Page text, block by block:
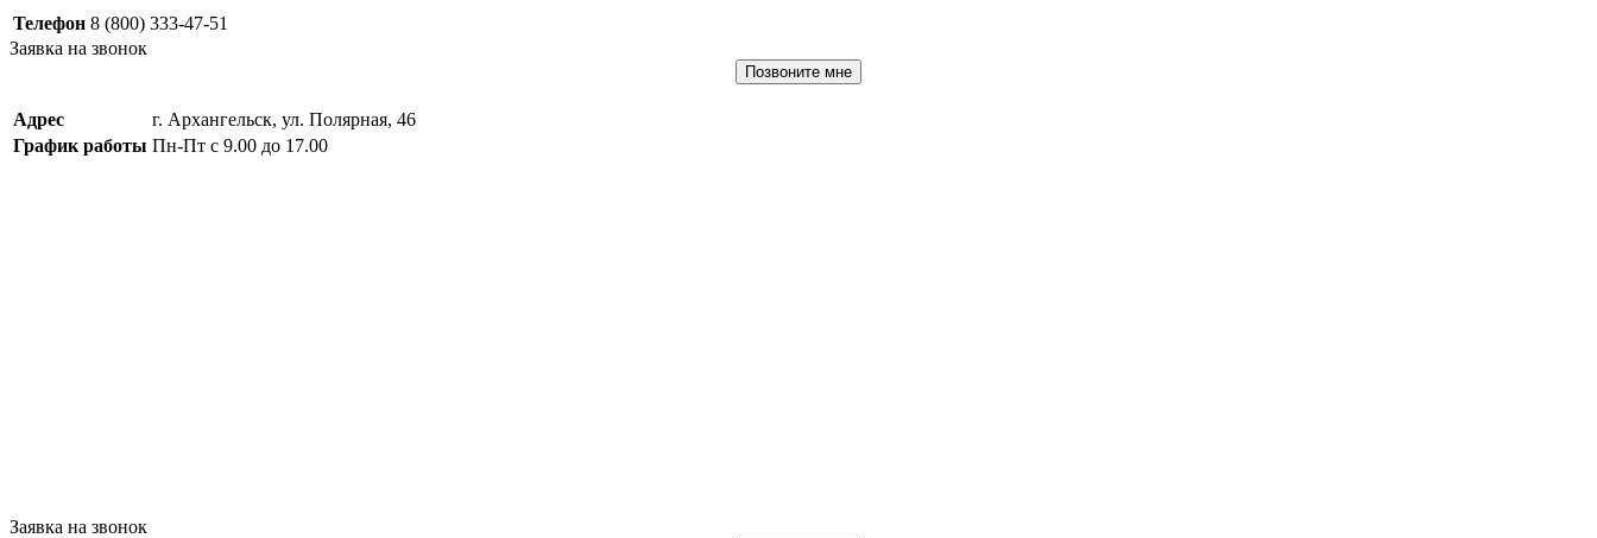
Телефон 8 (800) 333-47-51
Заявка на звонок
Позвоните мне
Адрес
г. Архангельск, ул. Полярная, 46
График работы Пн-Пт с 9.00 до 17.00
Заявка на звонок